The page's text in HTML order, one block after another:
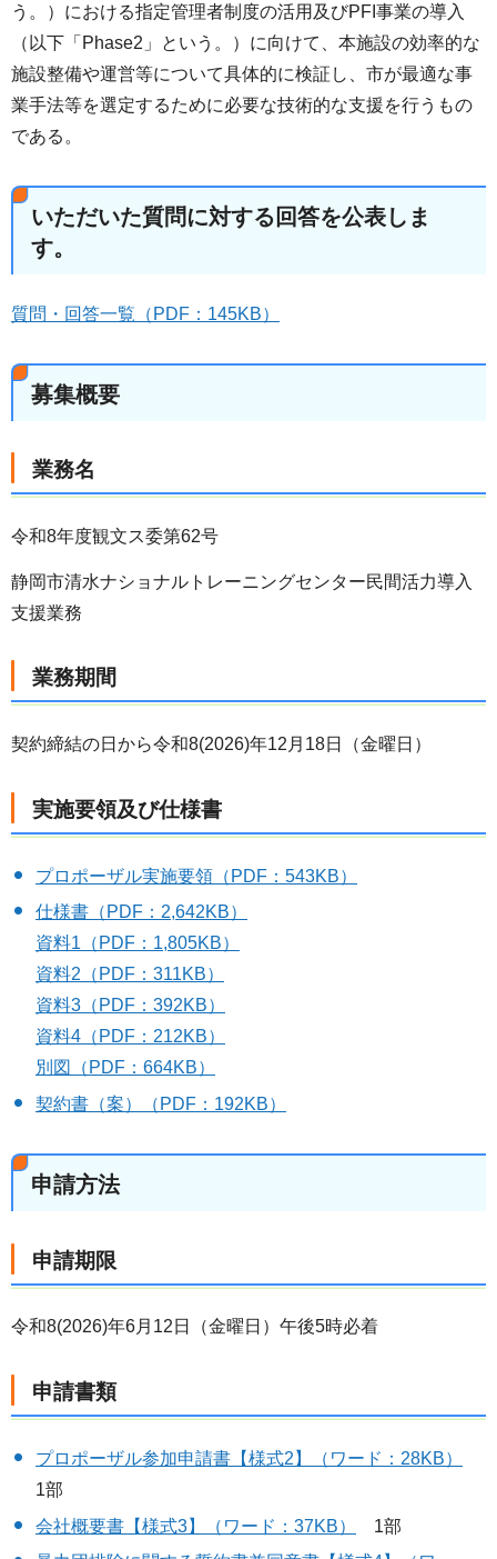
う。）における指定管理者制度の活用及びPFI事業の導入
（以下「Phase2」という。）に向けて、本施設の効率的な
施設整備や運営等について具体的に検証し、市が最適な事
業手法等を選定するために必要な技術的な支援を行うもの
である。
いただいた質問に対する回答を公表しま
す。
質問・回答一覧（PDF：145KB）
募集概要
業務名
令和8年度観文ス委第62号
静岡市清水ナショナルトレーニングセンター民間活力導入
支援業務
業務期間
契約締結の日から令和8(2026)年12月18日（金曜日）
実施要領及び仕様書
プロポーザル実施要領（PDF：543KB）
仕様書（PDF：2,642KB）
資料1（PDF：1,805KB）
資料2（PDF：311KB）
資料3（PDF：392KB）
資料4（PDF：212KB）
別図（PDF：664KB）
契約書（案）（PDF：192KB）
申請方法
申請期限
令和8(2026)年6月12日（金曜日）午後5時必着
申請書類
プロポーザル参加申請書【様式2】（ワード：28KB）
1部
会社概要書【様式3】（ワード：37KB）
1部